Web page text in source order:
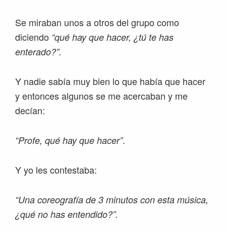
Se miraban unos a otros del grupo como
diciendo “qué hay que hacer, ¿tú te has
enterado?”.
Y nadie sabía muy bien lo que había que hacer
y entonces algunos se me acercaban y me
decían:
“Profe, qué hay que hacer”.
Y yo les contestaba:
“Una coreografía de 3 minutos con esta música,
¿qué no has entendido?”.